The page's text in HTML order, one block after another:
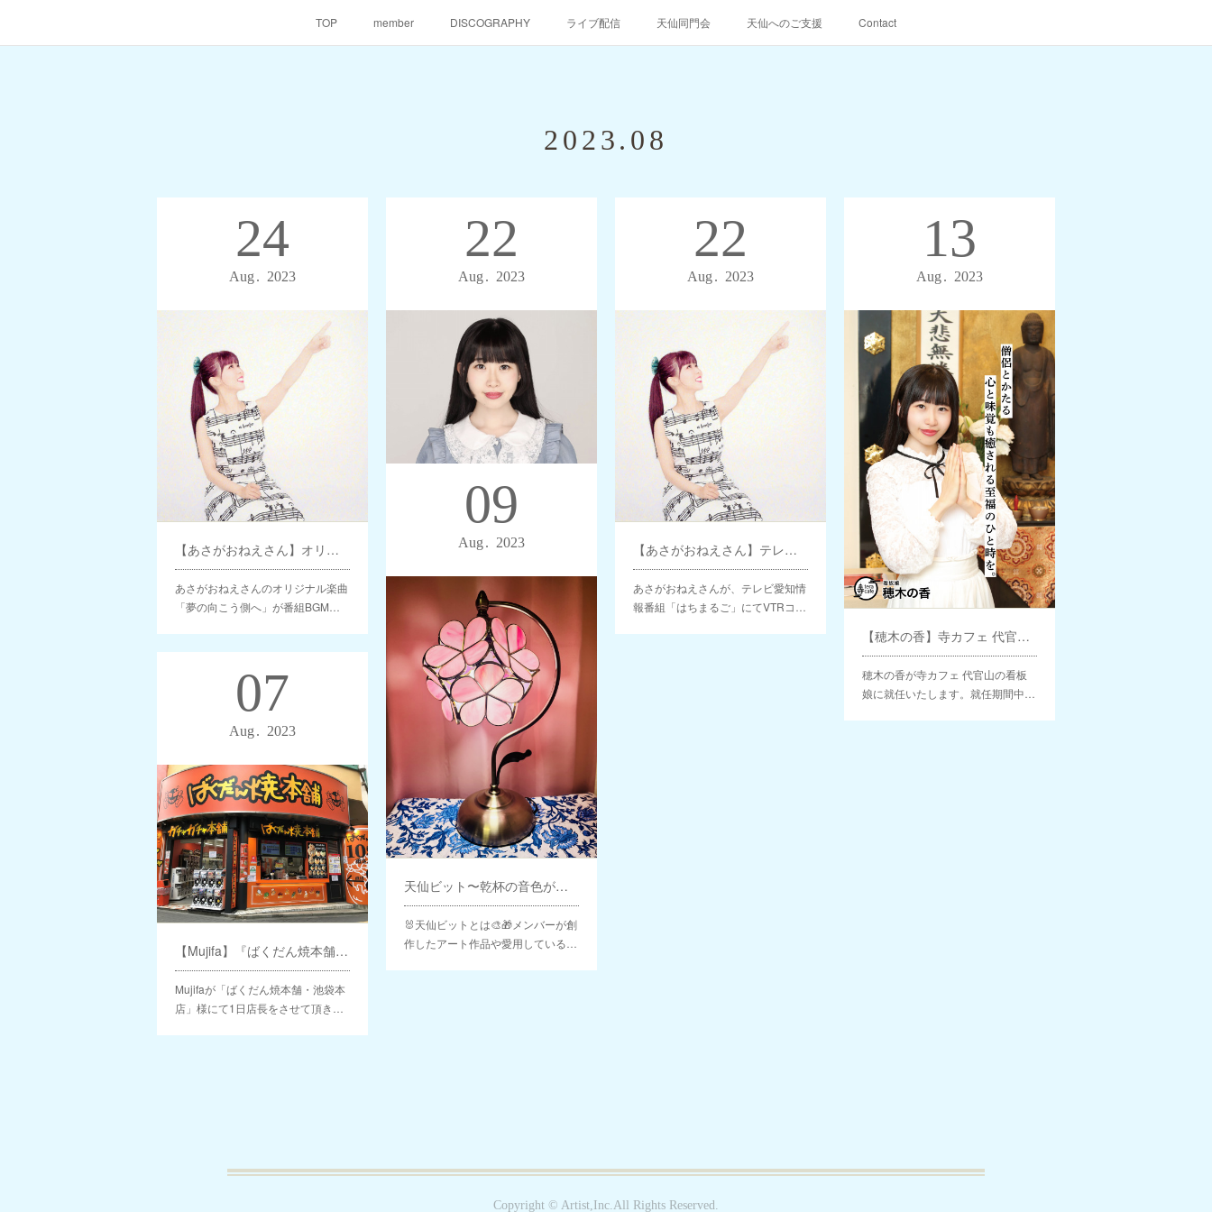
TOP member DISCOGRAPHY ライブ配信 天仙同門会 天仙へのご支援 Contact
2023. 08
24
Aug 2023
【あさがおねえさん】オリジナル楽曲 番組BGMソングとして起用
あさがおねえさんのオリジナル楽曲
「夢の向こう側へ」が番組BGM…
22
Aug 2023
穂木の香がソロで出演いたします。
お子様の大好きな曲がいっぱいの…
22
Aug 2023
【あさがおねえさん】テレビ愛知情報番組「はちまるご」VTRコメント出演
あさがおねえさんが、テレビ愛知情
報番組「はちまるご」にてVTRコ…
13
Aug 2023
【穂木の香】寺カフェ 代官山 看板娘就任
穂木の香が寺カフェ 代官山の看板
娘に就任いたします。就任期間中…
09
Aug 2023
天仙ビット〜乾杯の音色が響く🥂〜天仙の数珠繋ぎ配信🫧✨
🐰天仙ビットとは🎨🎁メンバーが創
作したアート作品や愛用している…
07
Aug 2023
【Mujifa】『ばくだん焼本舗』1日店長就任
Mujifaが「ばくだん焼本舗・池袋本
店」様にて1日店長をさせて頂き…
Copyright ©︎ Artist,Inc.All Rights Reserved.